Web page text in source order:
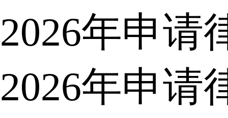
2026年申请
2026年申请